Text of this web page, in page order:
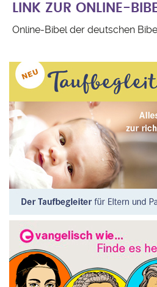
LINK ZUR ONLINE-
Online-Bibel der deutschen